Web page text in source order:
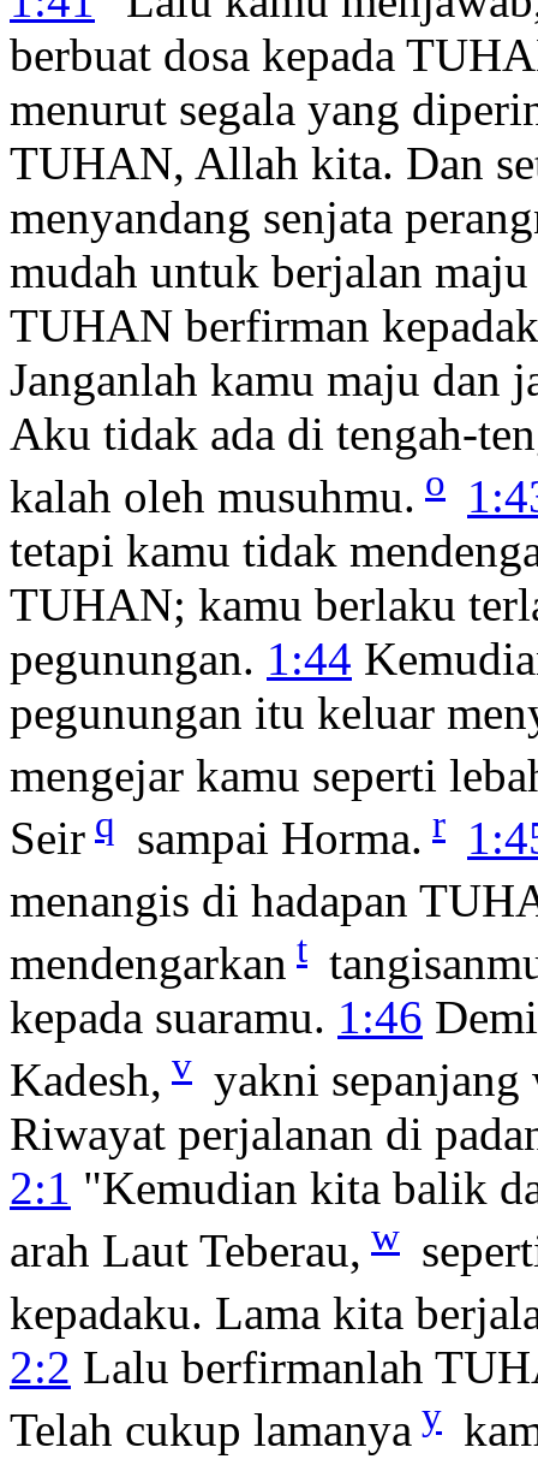
berbuat dosa kepada
menurut segala yang
TUHAN, Allah kita. Dan
menyandang senjata
mudah untuk berjalan
TUHAN berfirman
Janganlah kamu maju dan
Aku tidak ada di tengah-
kalah oleh musuhmu. o
tetapi kamu tidak
TUHAN; kamu berlaku
pegunungan. 1:44
pegunungan itu keluar
mengejar kamu seperti
Seir q sampai Horma. r
menangis di hadapan
mendengarkan t
kepada suaramu. 1:46
Kadesh, v yakni
Riwayat perjalanan di
2:1 "Kemudian kita balik
arah Laut Teberau, w
kepadaku. Lama kita
2:2 Lalu berfirmanlah
Telah cukup lamanya y